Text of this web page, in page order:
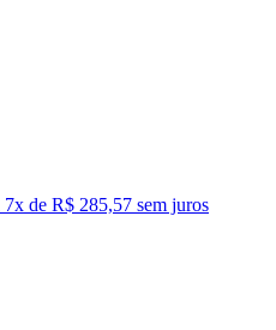
7x de R$ 285,57 sem juros